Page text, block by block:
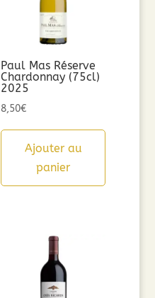
Paul Mas Réserve
Chardonnay (75cl)
2025
8,50€
Ajouter au
panier